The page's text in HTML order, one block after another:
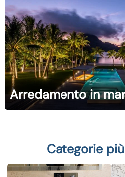
Arredamento in
Categorie